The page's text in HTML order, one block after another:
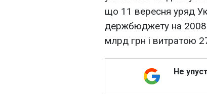
що 11 вересня уряд
держбюджету на
млрд грн і витратою
Не